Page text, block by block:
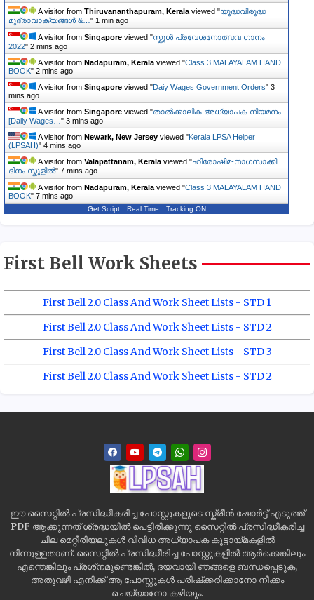
A visitor from Thiruvananthapuram, Kerala viewed "യുദ്ധവിരുദ്ധ
മുദ്രാവാക്യങ്ങൾ &… " 1 min ago
A visitor from Singapore viewed "സ്കൂൾ പ്രവേശനോത്സവ ഗാനം
2022" 2 mins ago
A visitor from Nadapuram, Kerala viewed "Class 3 MALAYALAM HAND
BOOK" 2 mins ago
A visitor from Singapore viewed "Daiy Wages Government Orders" 3
mins ago
A visitor from Singapore viewed "താൽക്കാലിക അധ്യാപക നിയമനം
[Daily Wages… " 3 mins ago
A visitor from Newark, New Jersey viewed "Kerala LPSA Helper
(LPSAH)" 4 mins ago
A visitor from Valapattanam, Kerala viewed "ഹിരോഷിമ-നാഗസാക്കി
ദിനം സ്കൂളിൽ" 7 mins ago
A visitor from Nadapuram, Kerala viewed "Class 3 MALAYALAM HAND
BOOK" 7 mins ago
Get Script Real Time Tracking ON
First Bell Work Sheets
First Bell 2.0 Class And Work Sheet Lists - STD 1
First Bell 2.0 Class And Work Sheet Lists - STD 2
First Bell 2.0 Class And Work Sheet Lists - STD 3
First Bell 2.0 Class And Work Sheet Lists - STD 2
ഈ സൈറ്റിൽ പ്രസിദ്ധീകരിച്ച പോസ്റ്റുകളുടെ സ്ക്രീൻ ഷോർട്ട് എടുത്ത്
PDF ആക്കുന്നത് ശ്രദ്ധയിൽ പെട്ടിരിക്കുന്നു സൈറ്റിൽ പ്രസിദ്ധീകരിച്ച
ചില മെറ്റീരിയലുകൾ വിവിധ അധ്യാപക കൂട്ടായ്മകളിൽ
നിന്നുള്ളതാണ്. സൈറ്റിൽ പ്രസിദ്ധീരിച്ച പോസ്റ്റുകളിൽ ആർക്കെങ്കിലും
എന്തെങ്കിലും പ്രശ്‌നമുണ്ടെങ്കിൽ, ദയവായി ഞങ്ങളെ ബന്ധപ്പെടുക,
അതുവഴി എനിക്ക് ആ പോസ്റ്റുകൾ പരിഷ്‌ക്കരിക്കാനോ നീക്കം
ചെയ്യാനോ കഴിയും.